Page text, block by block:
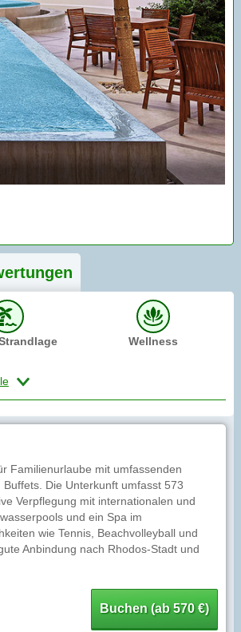
en
Wellness
Familienurlaube mit umfassenden
Die Unterkunft umfasst 573
Verpflegung mit internationalen und
und ein Spa im
wie Tennis, Beachvolleyball und
Anbindung nach Rhodos-Stadt und
Buchen (ab 570 €)